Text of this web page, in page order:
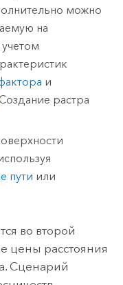
можно
на
и
растра
пути или
во второй
цены расстояния
Сценарий